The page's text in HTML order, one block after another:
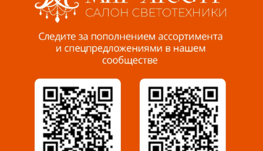
Пенза, ул. Пролетарская, 61 ТЦ "Стройбери"
Миасс, ул. Романенко, 95
8 922 500 30 39
Сызрань, ул. Декабристов, 1А
8 927 009 54 63